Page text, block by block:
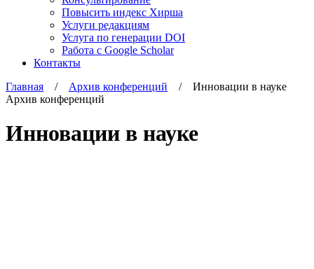
Повысить индекс Хирша
Услуги редакциям
Услуга по генерации DOI
Работа с Google Scholar
Контакты
Главная / Архив конференций / Инновации в науке
Архив конференций
Инновации в науке